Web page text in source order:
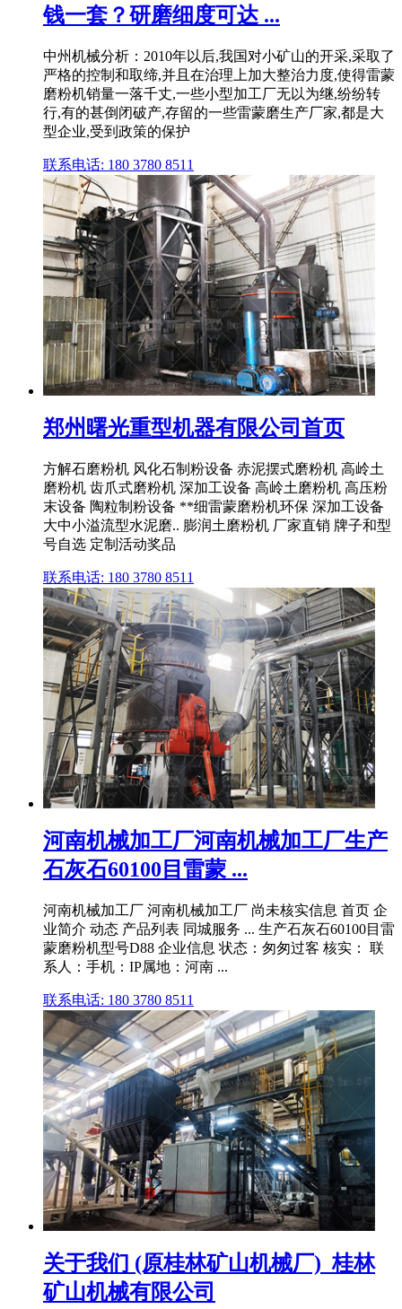
钱一套？研磨细度可达 ...
中州机械分析：2010年以后,我国对小矿山的开采,采取了
严格的控制和取缔,并且在治理上加大整治力度,使得雷蒙
磨粉机销量一落千丈,一些小型加工厂无以为继,纷纷转
行,有的甚倒闭破产,存留的一些雷蒙磨生产厂家,都是大
型企业,受到政策的保护
联系电话: 180 3780 8511
郑州曙光重型机器有限公司首页
方解石磨粉机 风化石制粉设备 赤泥摆式磨粉机 高岭土
磨粉机 齿爪式磨粉机 深加工设备 高岭土磨粉机 高压粉
末设备 陶粒制粉设备 **细雷蒙磨粉机环保 深加工设备
大中小溢流型水泥磨.. 膨润土磨粉机 厂家直销 牌子和型
号自选 定制活动奖品
联系电话: 180 3780 8511
河南机械加工厂河南机械加工厂生产
石灰石60100目雷蒙 ...
河南机械加工厂 河南机械加工厂 尚未核实信息 首页 企
业简介 动态 产品列表 同城服务 ... 生产石灰石60100目雷
蒙磨粉机型号D88 企业信息 状态：匆匆过客 核实： 联
系人：手机：IP属地：河南 ...
联系电话: 180 3780 8511
关于我们 (原桂林矿山机械厂)_桂林
矿山机械有限公司